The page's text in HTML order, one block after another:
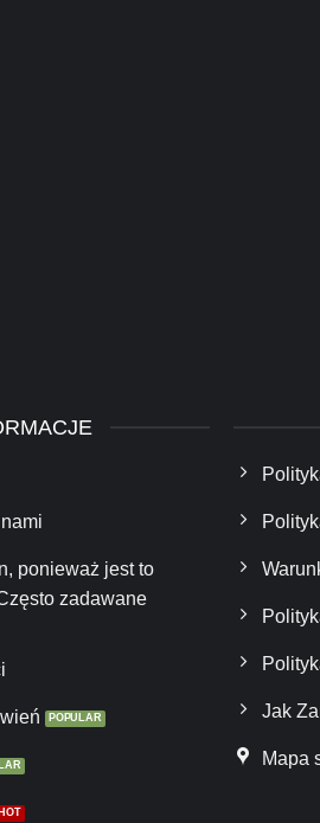
ponieważ jest to
zadawane
Jak
Mapa